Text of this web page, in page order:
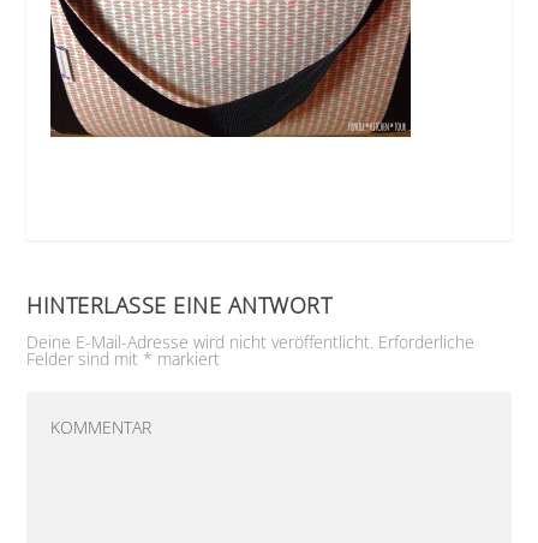
HINTERLASSE EINE ANTWORT
Deine E-Mail-Adresse wird nicht veröffentlicht. Erforderliche
Felder sind mit * markiert